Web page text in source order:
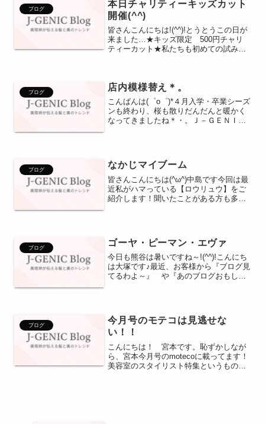
ブログ
本日チャリティーキッズカット
開催(^^)
皆さんこんにちは!(^^)!とうとうこの日が
来ました…★キッズ限定 500円チャリ
ティーカット★私たちも初めての試みな
ありがと...
ブログ 店内模様替え＊。
こんばんは(゜o゜)*４月入学・卒業シーズ
ンも終わり、桜も散りだんだんと暖かく
なってきましたね＊・。Ｊ－ＧＥＮＩＣ
ん！！とっても春らし...
ブログ なかじマイブーム
皆さんこんにちは(^ω^)中島です今回は最
近私がハマっている【ロウリュウ】をご
紹介します！聞いたことがある方も多い
ドの伝統的な入浴方...
ブログ ゴーヤ・ピーマン・エヴァ
今日も熊谷は暑いですね～!(^^)!こんにち
は大塚です♪最近、お客様から『ブログ見
てるわよ～』 や『あのブログおもしろ
り、声をかけて頂...
ブログ
今月号のモテコは見逃せな
い！！
こんにちは！ 宮本です。恥ずかしなが
ら、宮本今月号のmotecoに載ってます！
美容室のスタイリスト特集というものが